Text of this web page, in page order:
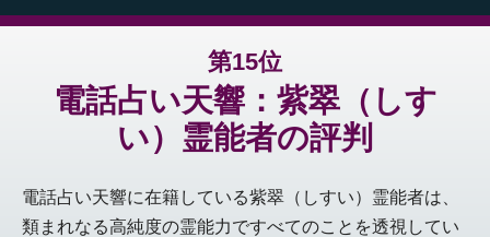
第15位
電話占い天響：紫翠（しす
い）霊能者の評判
電話占い天響に在籍している紫翠（しすい）霊能者は、
類まれなる高純度の霊能力ですべてのことを透視してい